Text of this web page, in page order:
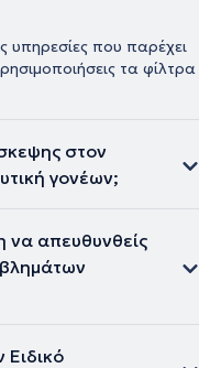
υπηρεσίες που παρέχει
τα φίλτρα
στον
γονέων;
να απευθυνθείς